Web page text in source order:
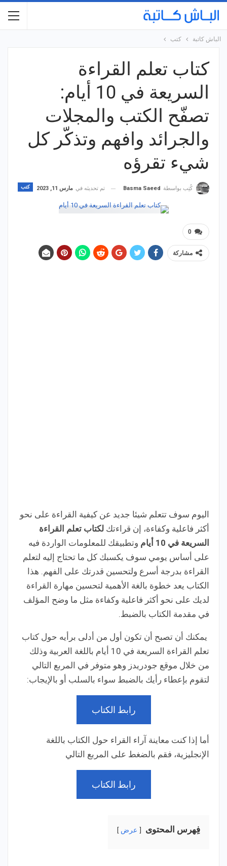
الباش كاتبة كتب
كتاب تعلم القراءة
السريعة في 10 أيام:
تصفّح الكتب والمجلات
والجرائد وافهم وتذكّر كل
شيء تقرؤه
كتب كُتِب بواسطة Basma Saeed تم تحديثه في مارس 11, 2023
0
مشاركة
اليوم سوف تتعلم شيئا جديد عن كيفية القراءة على نحو
أكثر فاعلية وكفاءة، إن قراءتك لكتاب تعلم القراءة
السريعة في 10 أيام
وتطبيقك للمعلومات الواردة فيه
على أساس يومي سوف يكسبك كل ما تحتاج إليه لتعلم
القراءة بدرجة أسرع ولتحسين قدرتك على الفهم. هذا
الكتاب يعد خطوة بالغة الأهمية لتحسين مهارة القراءة
لديك على نحو أكثر فاعلية وكفاءة مثل ما وضح المؤلف
في مقدمة الكتاب بالضبط.
يمكنك أن تصبح أن تكون أول من أدلى برأيه حول كتاب
تعلم القراءة السريعة في 10 أيام باللغة العربية وذلك
من خلال موقع جودريدز وهو متوفر في المربع التالي
لتقوم بإعطاء رأيك بالضبط سواء بالسلب أو بالإيجاب:
رابط الكتاب
أما إذا كنت معاينة آراء القراء حول الكتاب باللغة
الإنجليزية، فقم بالضغط على المربع التالي
رابط الكتاب
فِهرس المحتوى عرض